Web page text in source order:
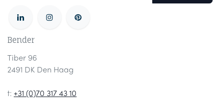
Bender
Tiber 96
2491 DK Den Haag
t: +31 (0)70 317 43 10